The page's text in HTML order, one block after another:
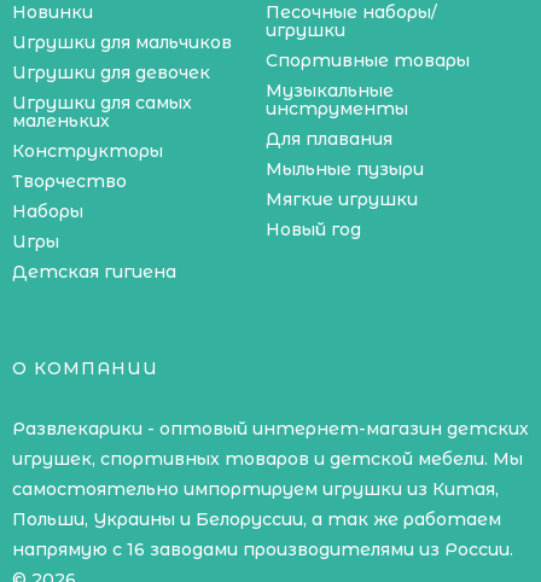
Новинки
Игрушки для мальчиков
Игрушки для девочек
Игрушки для самых
маленьких
Конструкторы
Творчество
Наборы
Игры
Детская гигиена
Песочные наборы/
игрушки
Спортивные товары
Музыкальные
инструменты
Для плавания
Мыльные пузыри
Мягкие игрушки
Новый год
О КОМПАНИИ
Развлекарики - оптовый интернет-магазин детских
игрушек, спортивных товаров и детской мебели. Мы
самостоятельно импортируем игрушки из Китая,
Польши, Украины и Белоруссии, а так же работаем
напрямую с 16 заводами производителями из России.